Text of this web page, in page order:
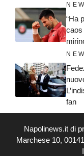
“Ha
caos
fan
Napolinews.it di
Marchese 10,